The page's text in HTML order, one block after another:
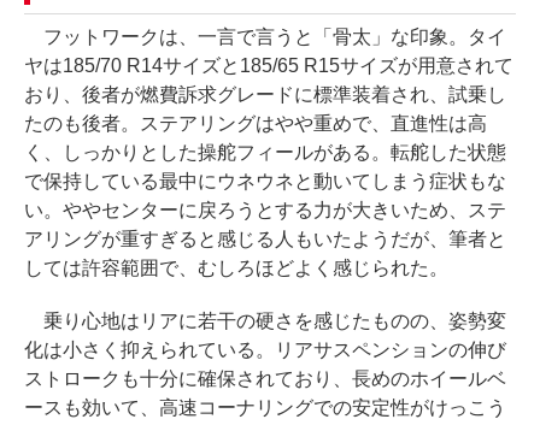
フットワークは、一言で言うと「骨太」な印象。タイ
ヤは185/70 R14サイズと185/65 R15サイズが用意されて
おり、後者が燃費訴求グレードに標準装着され、試乗し
たのも後者。ステアリングはやや重めで、直進性は高
く、しっかりとした操舵フィールがある。転舵した状態
で保持している最中にウネウネと動いてしまう症状もな
い。ややセンターに戻ろうとする力が大きいため、ステ
アリングが重すぎると感じる人もいたようだが、筆者と
しては許容範囲で、むしろほどよく感じられた。
乗り心地はリアに若干の硬さを感じたものの、姿勢変
化は小さく抑えられている。リアサスペンションの伸び
ストロークも十分に確保されており、長めのホイールベ
ースも効いて、高速コーナリングでの安定性がけっこう